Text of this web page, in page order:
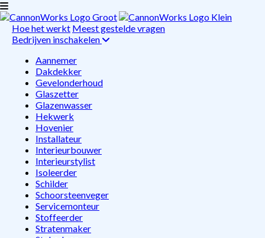
Hoe het werkt Meest gestelde vragen
Bedrijven inschakelen
Aannemer
Dakdekker
Gevelonderhoud
Glaszetter
Glazenwasser
Hekwerk
Hovenier
Installateur
Interieurbouwer
Interieurstylist
Isoleerder
Schilder
Schoorsteenveger
Servicemonteur
Stoffeerder
Stratenmaker